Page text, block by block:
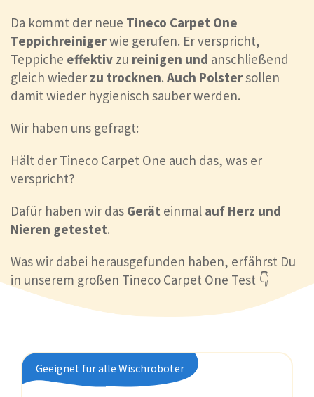
Da kommt der neue Tineco Carpet One
Teppichreinigerwie gerufen. Er verspricht,
Teppiche effektiv zu reinigen und anschließend
gleich wieder zu trocknen. Auch Polstersollen
damit wieder hygienisch sauber werden.
Wir haben uns gefragt:
Hält der Tineco Carpet One auch das, was er
verspricht?
Dafür haben wir das Gerät einmal auf Herz und
Nieren getestet.
Was wir dabei herausgefunden haben, erfährst Du
in unserem großen Tineco Carpet One Test 👇
Geeignet für alle Wischroboter